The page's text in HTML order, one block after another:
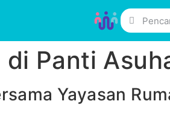
di Panti
Yayasan